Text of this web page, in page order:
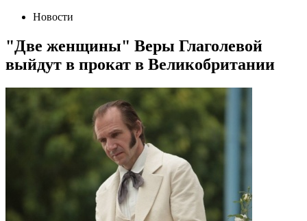
Новости
"Две женщины" Веры Глаголевой
выйдут в прокат в Великобритании